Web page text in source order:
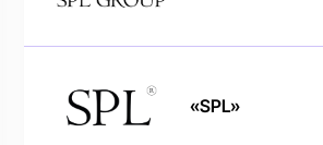
«SPL»